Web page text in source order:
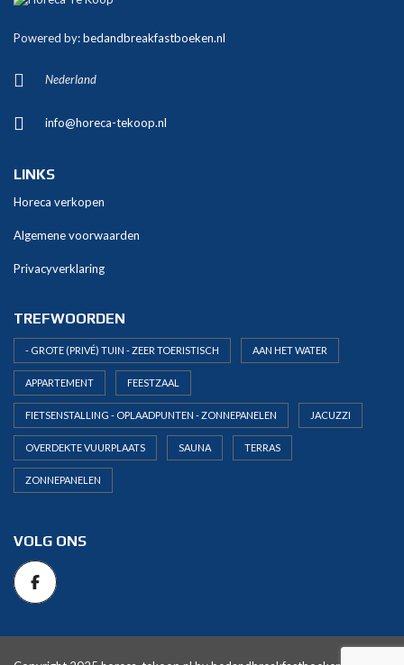
e
n
t
v
e
Powered by:bedandbreakfastboeken.nl
Nederland
info@horeca-tekoop.nl
LINKS
Horeca verkopen
Algemene voorwaarden
Privacyverklaring
TREFWOORDEN
- GROTE (PRIVÉ) TUIN - ZEER TOERISTISCH AAN HET WATER
APPARTEMENT FEESTZAAL
FIETSENSTALLING - OPLAADPUNTEN - ZONNEPANELEN JACUZZI
OVERDEKTE VUURPLAATS SAUNA TERRAS
ZONNEPANELEN
VOLG ONS